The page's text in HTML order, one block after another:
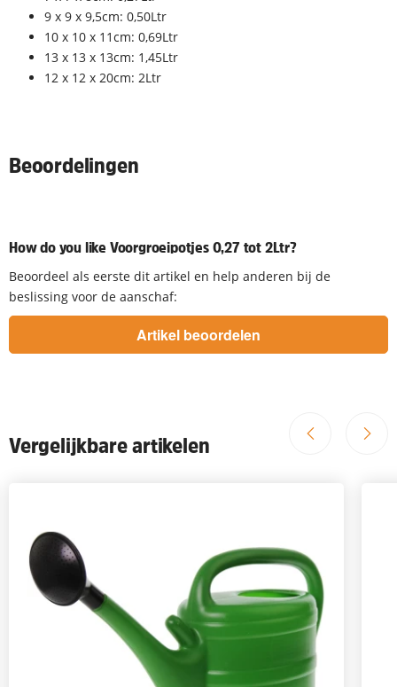
9 x 9 x 9,5cm: 0,50Ltr
10 x 10 x 11cm: 0,69Ltr
13 x 13 x 13cm: 1,45Ltr
12 x 12 x 20cm: 2Ltr
Beoordelingen
How do you like Voorgroeipotjes 0,27 tot 2Ltr?
Beoordeel als eerste dit artikel en help anderen bij de
beslissing voor de aanschaf:
Vergelijkbare artikelen